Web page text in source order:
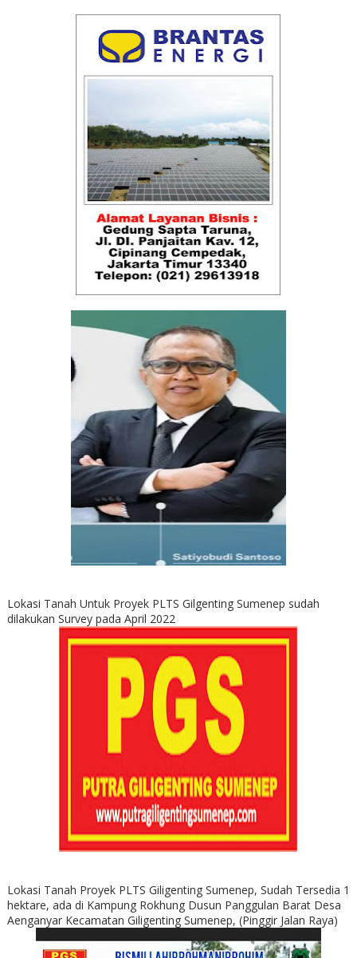
Lokasi Tanah Untuk Proyek PLTS Gilgenting Sumenep sudah
dilakukan Survey pada April 2022
Lokasi Tanah Proyek PLTS Giligenting Sumenep, Sudah Tersedia 1
hektare, ada di Kampung Rokhung Dusun Panggulan Barat Desa
Aenganyar Kecamatan Giligenting Sumenep, (Pinggir Jalan Raya)